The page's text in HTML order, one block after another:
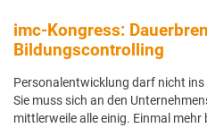
imc-Kongress:
Bildungscontrolling
Personalentwicklung darf nicht
Sie muss sich an den
mittlerweile alle einig. Einmal mehr